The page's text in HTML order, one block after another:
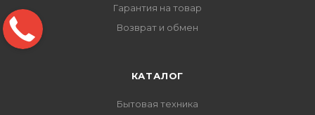
Гарантия на товар
Возврат и обмен
КАТАЛОГ
Бытовая техника